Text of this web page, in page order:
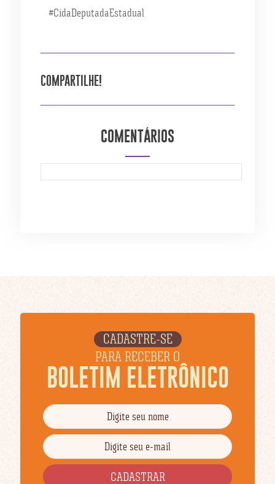
#CidaDeputadaEstadual
COMPARTILHE!
COMENTÁRIOS
CADASTRE-SE
PARA RECEBER O
BOLETIM ELETRÔNICO